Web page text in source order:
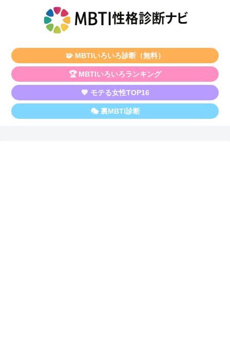
🧩 MBTIいろいろ診断（無料）
🏆 MBTIいろいろランキング
💖 モテる女性TOP16
🎭 裏MBTI診断